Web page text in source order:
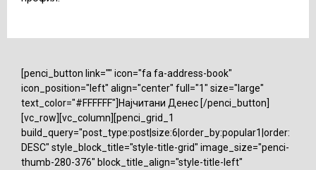
[penci_button link="" icon="fa fa-address-book"
icon_position="left" align="center" full="1" size="large"
text_color="#FFFFFF"]Најчитани Денес [/penci_button]
[vc_row][vc_column][penci_grid_1
build_query="post_type:post|size:6|order_by:popular1|order:
DESC" style_block_title="style-title-grid" image_size="penci-
thumb-280-376" block_title_align="style-title-left"